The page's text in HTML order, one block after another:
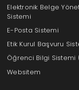
Elektronik Belge
Sistemi
E-Posta Sistemi
Etik Kurul Başvuru
Öğrenci Bilgi Sistemi
Websitem